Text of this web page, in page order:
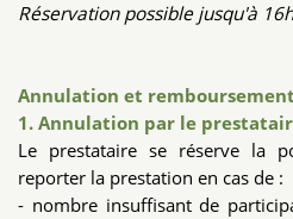
Réservation possible jusqu'à
Annulation et remboursement
1. Annulation par le
Le prestataire se réserve la
reporter la prestation en cas de :
- nombre insuffisant de